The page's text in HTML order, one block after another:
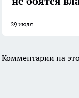
29 июля
Комментарии на